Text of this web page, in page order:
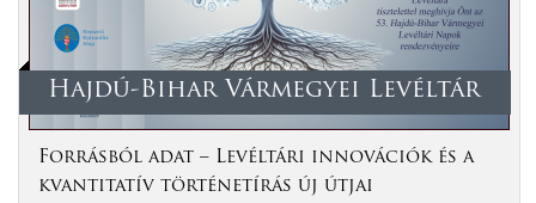
Hajdú-Bihar Vármegyei Levéltár
Forrásból adat – Levéltári innovációk és a
kvantitatív történetírás új útjai